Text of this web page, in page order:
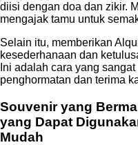
diisi dengan doa dan zikir.
mengajak tamu untuk
Selain itu, memberikan
kesederhanaan dan
Ini adalah cara yang
penghormatan dan terima
Souvenir yang
yang Dapat
Mudah